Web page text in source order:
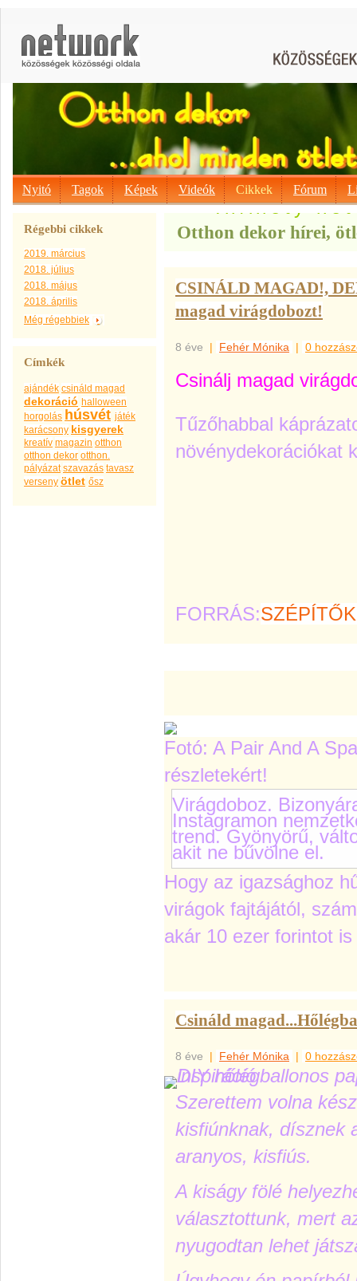
Nyitó Tagok Képek Videók Cikkek Fórum
Régebbi cikkek
2019. március
2018. július
2018. május
2018. április
Még régebbiek
Címkék
ajándék csináld magad
dekoráció halloween
horgolás húsvét játék
karácsony kisgyerek
kreatív magazin otthon
otthon dekor otthon.
pályázat szavazás tavasz
verseny ötlet ősz
Otthon dekor hírei,
CSINÁLD MAGAD!,
magad virágdobozt!
8 éve | Fehér Mónika | 0
Csinálj magad
Tűzőhabbal
növénydekorációkat
FORRÁS:
Fotó: A Pair And A
részletekért!
Virágdoboz.
Instagramon
trend. Gyönyörű,
akit ne bűvölne el.
Hogy az igazsághoz
virágok fajtájától,
akár 10 ezer forintot
Csináld
8 éve | Fehér Mónika | 0
Szerettem volna
kisfiúnknak, dísznek
aranyos, kisfiús.
A kiságy fölé
választottunk, mert
nyugodtan lehet
Infinety